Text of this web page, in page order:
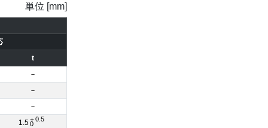
単位 [mm]
t
－
－
－
1.5 ＋0.5
0